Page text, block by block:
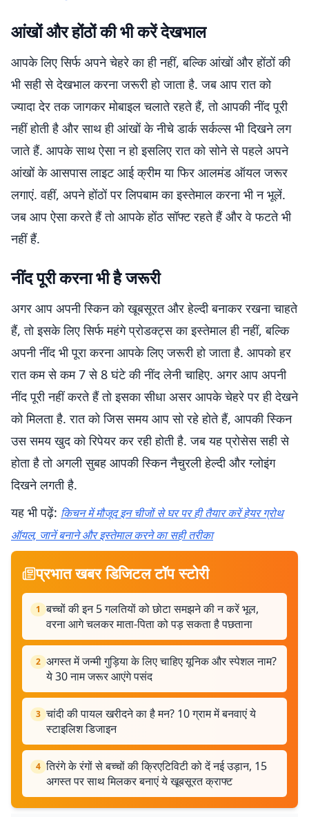
आंखों और होंठों की भी करें देखभाल
आपके लिए सिर्फ अपने चेहरे का ही नहीं, बल्कि आंखों और होंठों की
भी सही से देखभाल करना जरूरी हो जाता है. जब आप रात को
ज्यादा देर तक जागकर मोबाइल चलाते रहते हैं, तो आपकी नींद पूरी
नहीं होती है और साथ ही आंखों के नीचे डार्क सर्कल्स भी दिखने लग
जाते हैं. आपके साथ ऐसा न हो इसलिए रात को सोने से पहले अपने
आंखों के आसपास लाइट आई क्रीम या फिर आलमंड ऑयल जरूर
लगाएं. वहीं, अपने होंठों पर लिपबाम का इस्तेमाल करना भी न भूलें.
जब आप ऐसा करते हैं तो आपके होंठ सॉफ्ट रहते हैं और वे फटते भी
नहीं हैं.
नींद पूरी करना भी है जरूरी
अगर आप अपनी स्किन को खूबसूरत और हेल्दी बनाकर रखना चाहते
हैं, तो इसके लिए सिर्फ महंगे प्रोडक्ट्स का इस्तेमाल ही नहीं, बल्कि
अपनी नींद भी पूरा करना आपके लिए जरूरी हो जाता है. आपको हर
रात कम से कम 7 से 8 घंटे की नींद लेनी चाहिए. अगर आप अपनी
नींद पूरी नहीं करते हैं तो इसका सीधा असर आपके चेहरे पर ही देखने
को मिलता है. रात को जिस समय आप सो रहे होते हैं, आपकी स्किन
उस समय खुद को रिपेयर कर रही होती है. जब यह प्रोसेस सही से
होता है तो अगली सुबह आपकी स्किन नैचुरली हेल्दी और ग्लोइंग
दिखने लगती है.
यह भी पढ़ें: किचन में मौजूद इन चीजों से घर पर ही तैयार करें हेयर ग्रोथ
ऑयल, जानें बनाने और इस्तेमाल करने का सही तरीका
प्रभात खबर डिजिटल टॉप स्टोरी
1 बच्चों की इन 5 गलतियों को छोटा समझने की न करें भूल,
वरना आगे चलकर माता-पिता को पड़ सकता है पछताना
2 अगस्त में जन्मी गुड़िया के लिए चाहिए यूनिक और स्पेशल नाम?
ये 30 नाम जरूर आएंगे पसंद
3 चांदी की पायल खरीदने का है मन? 10 ग्राम में बनवाएं ये
स्टाइलिश डिजाइन
4 तिरंगे के रंगों से बच्चों की क्रिएटिविटी को दें नई उड़ान, 15
अगस्त पर साथ मिलकर बनाएं ये खूबसूरत क्राफ्ट